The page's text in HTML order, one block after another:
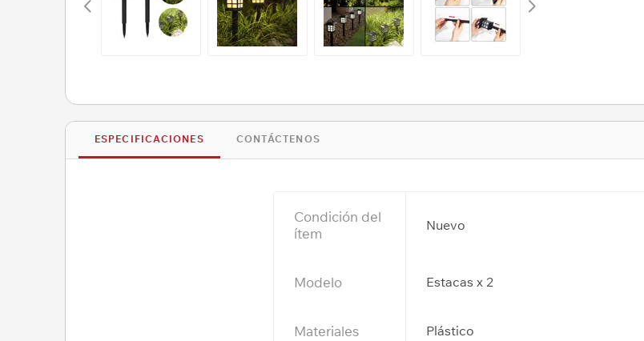
ESPECIFICACIONES CONTÁCTENOS
Condición del
ítem
Nuevo
Modelo Estacas x 2
Materiales Plástico